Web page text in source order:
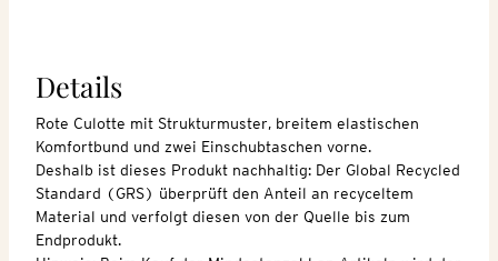
Details
Rote Culotte mit Strukturmuster, breitem elastischen
Komfortbund und zwei Einschubtaschen vorne.
Deshalb ist dieses Produkt nachhaltig: Der Global Recycled
Standard (GRS) überprüft den Anteil an recyceltem
Material und verfolgt diesen von der Quelle bis zum
Endprodukt.